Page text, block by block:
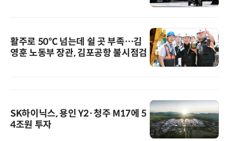
활주로 50℃ 넘는데 쉴 곳 부족…김
영훈 노동부 장관, 김포공항 불시점검
SK하이닉스, 용인 Y2·청주 M17에 5
4조원 투자